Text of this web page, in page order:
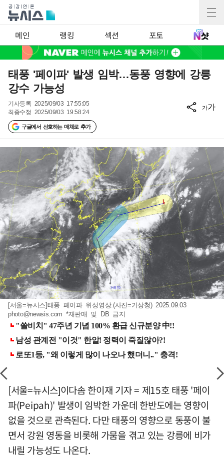
메인 랭킹 섹션 포토
태풍 '페이파' 발생 임박…동풍 영향에 강릉
강수 가능성
기사등록 2025/09/03 17:55:05
최종수정 2025/09/03 19:58:24
구글에서 선호하는 매체로 추가
가가
[서울=뉴시스]태풍 페이파 위성영상.(사진=기상청) 2025.09.03
photo@newsis.com *재판매 및 DB 금지
[서울=뉴시스]이다솜 한이재 기자 = 제15호 태풍 '페이
파(Peipah)' 발생이 임박한 가운데 한반도에는 영향이
없을 것으로 관측된다. 다만 태풍의 영향으로 동풍이 불
면서 강원 영동을 비롯해 가뭄을 겪고 있는 강릉에 비가
내릴 가능성도 나온다.